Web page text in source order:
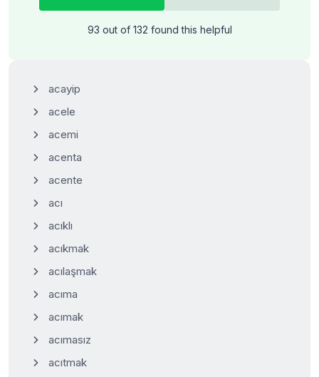
93 out of 132 found this helpful
acayip
acele
acemi
acenta
acente
acı
acıklı
acıkmak
acılaşmak
acıma
acımak
acımasız
acıtmak